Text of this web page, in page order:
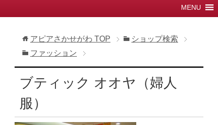
アピアさかせがわ TOP
ショップ検索
ファッション
ブティック オオヤ（婦人
服）